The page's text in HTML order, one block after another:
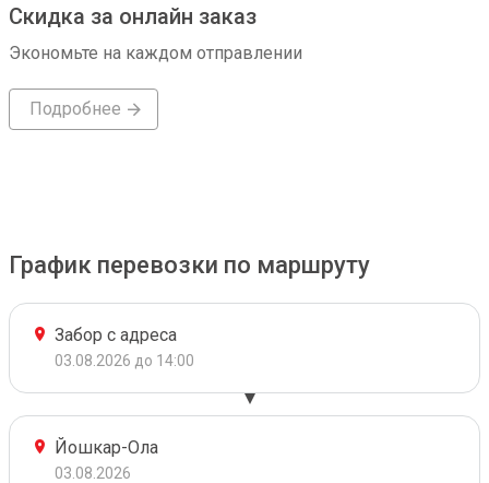
Скидка за онлайн заказ
Экономьте на каждом отправлении
Подробнее
График перевозки по маршруту
Забор с адреса
03.08.2026 до 14:00
Йошкар-Ола
03.08.2026